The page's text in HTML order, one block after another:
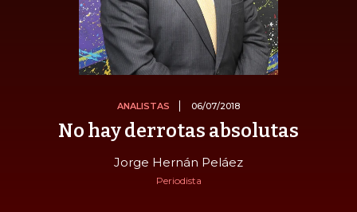
ANALISTAS 06/07/2018
No hay derrotas absolutas
Jorge Hernán Peláez
Periodista